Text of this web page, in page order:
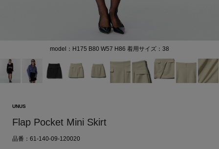
model：H175 B80 W57 H86 着用サイズ：38
UNUS
Flap Pocket Mini Skirt
品番：61-140-09-120020